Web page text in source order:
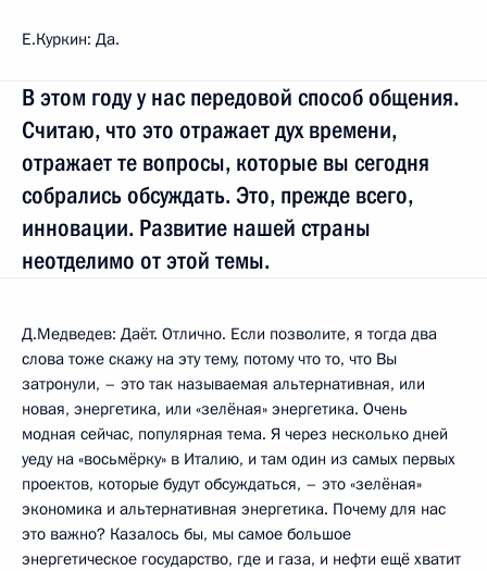
Е.Куркин: Да.
В этом году у нас передовой способ общения.
Считаю, что это отражает дух времени,
отражает те вопросы, которые вы сегодня
собрались обсуждать. Это, прежде всего,
инновации. Развитие нашей страны
неотделимо от этой темы.
Д.Медведев: Даёт. Отлично. Если позволите, я тогда два
слова тоже скажу на эту тему, потому что то, что Вы
затронули, – это так называемая альтернативная, или
новая, энергетика, или «зелёная» энергетика. Очень
модная сейчас, популярная тема. Я через несколько дней
уеду на «восьмёрку» в Италию, и там один из самых первых
проектов, которые будут обсуждаться, – это «зелёная»
экономика и альтернативная энергетика. Почему для нас
это важно? Казалось бы, мы самое большое
энергетическое государство, где и газа, и нефти ещё хватит